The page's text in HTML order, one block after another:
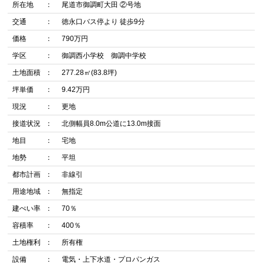
所在地 尾道市御調町大田 ②号地
交通 徳永口バス停より 徒歩9分
価格 790万円
学区 御調西小学校 御調中学校
土地面積 277.28㎡(83.8坪)
坪単価 9.42万円
現況 更地
接道状況 北側幅員8.0m公道に13.0m接面
地目 宅地
地勢 平坦
都市計画 非線引
用途地域 無指定
建ぺい率 70％
容積率 400％
土地権利 所有権
設備 電気・上下水道・プロパンガス